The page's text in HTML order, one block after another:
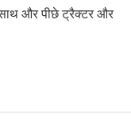
और पीछे ट्रैक्टर और